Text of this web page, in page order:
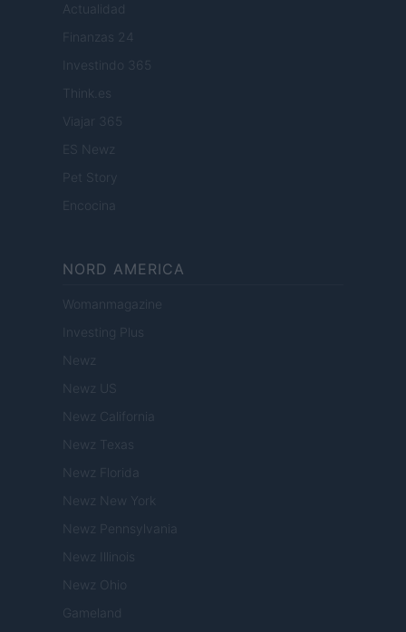
Actualidad
Finanzas 24
Investindo 365
Think.es
Viajar 365
ES Newz
Pet Story
Encocina
NORD AMERICA
Womanmagazine
Investing Plus
Newz
Newz US
Newz California
Newz Texas
Newz Florida
Newz New York
Newz Pennsylvania
Newz Illinois
Newz Ohio
Gameland